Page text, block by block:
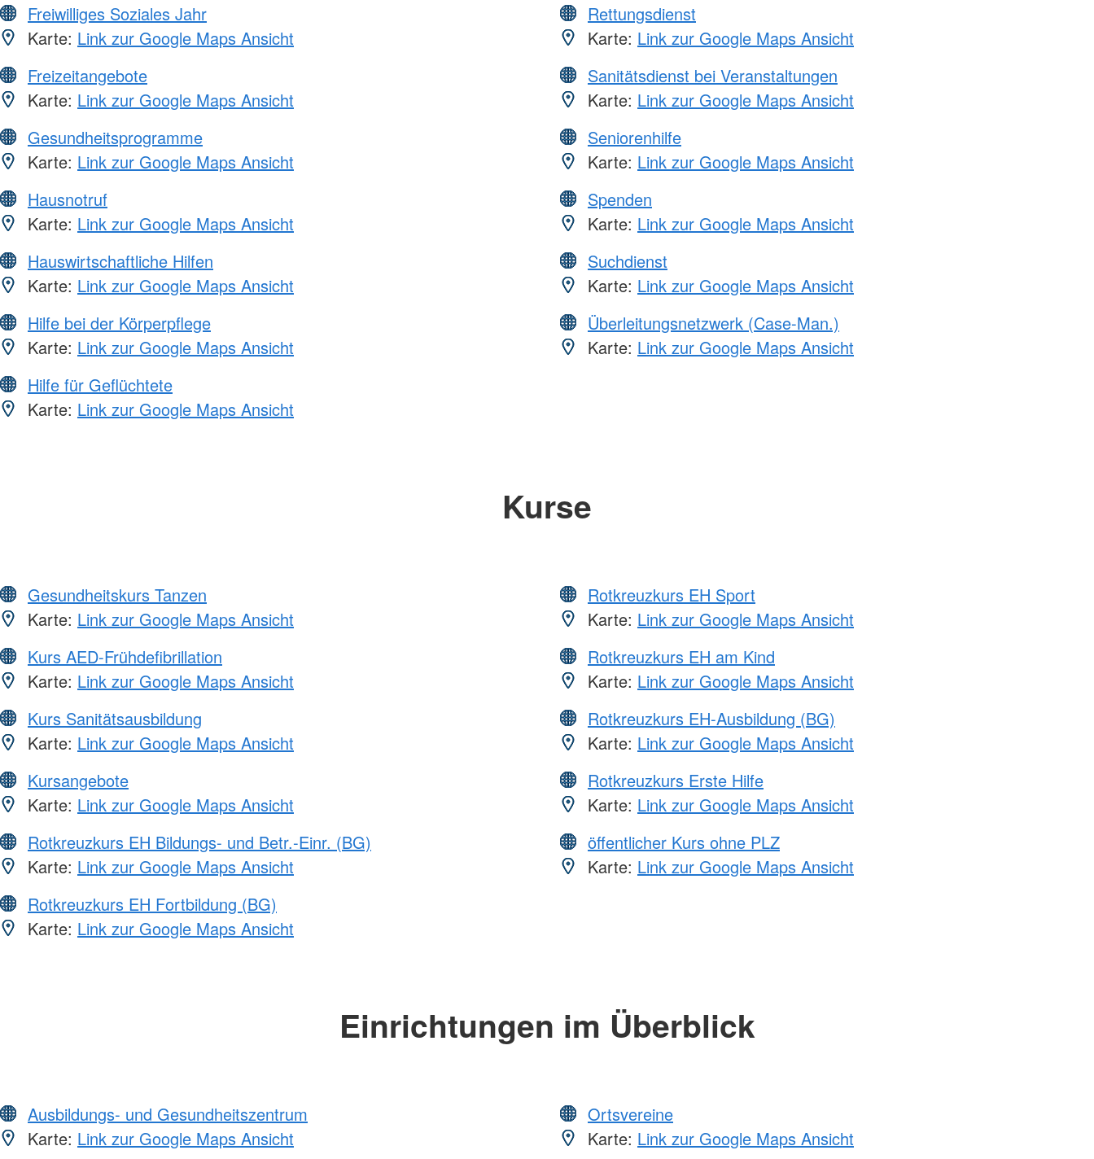
Freiwilliges Soziales Jahr
Karte: Link zur Google Maps Ansicht
Freizeitangebote
Karte: Link zur Google Maps Ansicht
Gesundheitsprogramme
Karte: Link zur Google Maps Ansicht
Hausnotruf
Karte: Link zur Google Maps Ansicht
Hauswirtschaftliche Hilfen
Karte: Link zur Google Maps Ansicht
Hilfe bei der Körperpflege
Karte: Link zur Google Maps Ansicht
Hilfe für Geflüchtete
Karte: Link zur Google Maps Ansicht
Rettungsdienst
Karte: Link zur Google Maps Ansicht
Sanitätsdienst bei Veranstaltungen
Karte: Link zur Google Maps Ansicht
Seniorenhilfe
Karte: Link zur Google Maps Ansicht
Spenden
Karte: Link zur Google Maps Ansicht
Suchdienst
Karte: Link zur Google Maps Ansicht
Überleitungsnetzwerk (Case-Man.)
Karte: Link zur Google Maps Ansicht
Kurse
Gesundheitskurs Tanzen
Karte: Link zur Google Maps Ansicht
Kurs AED-Frühdefibrillation
Karte: Link zur Google Maps Ansicht
Kurs Sanitätsausbildung
Karte: Link zur Google Maps Ansicht
Kursangebote
Karte: Link zur Google Maps Ansicht
Rotkreuzkurs EH Bildungs- und Betr.-Einr. (BG)
Karte: Link zur Google Maps Ansicht
Rotkreuzkurs EH Fortbildung (BG)
Karte: Link zur Google Maps Ansicht
Rotkreuzkurs EH Sport
Karte: Link zur Google Maps Ansicht
Rotkreuzkurs EH am Kind
Karte: Link zur Google Maps Ansicht
Rotkreuzkurs EH-Ausbildung (BG)
Karte: Link zur Google Maps Ansicht
Rotkreuzkurs Erste Hilfe
Karte: Link zur Google Maps Ansicht
öffentlicher Kurs ohne PLZ
Karte: Link zur Google Maps Ansicht
Einrichtungen im Überblick
Ausbildungs- und Gesundheitszentrum
Karte: Link zur Google Maps Ansicht
Ortsvereine
Karte: Link zur Google Maps Ansicht